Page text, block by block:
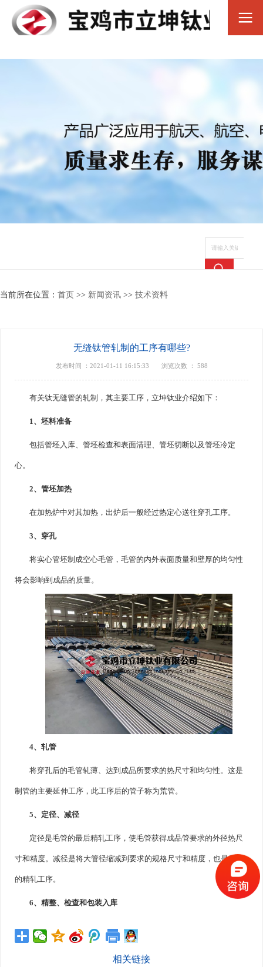
热搜关键词： TC4钛合金 钛合金棒 钛合金管 钛法兰
当前所在位置： 首页 >> 新闻资讯 >> 技术资料
无缝钛管轧制的工序有哪些?
发布时间 ：2021-01-11 16:15:33 浏览次数 ： 588
有关钛无缝管的轧制，其主要工序，立坤钛业介绍如下：
1、坯料准备
包括管坯入库、管坯检查和表面清理、管坯切断以及管坯冷定
心。
2、管坯加热
在加热炉中对其加热，出炉后一般经过热定心送往穿孔工序。
3、穿孔
将实心管坯制成空心毛管，毛管的内外表面质量和壁厚的均匀性
将会影响到成品的质量。
4、轧管
将穿孔后的毛管轧薄、达到成品所要求的热尺寸和均匀性。这是
制管的主要延伸工序，此工序后的管子称为荒管。
5、定径、减径
定径是毛管的最后精轧工序，使毛管获得成品管要求的外径热尺
寸和精度。减径是将大管径缩减到要求的规格尺寸和精度，也是最后
的精轧工序。
6、精整、检查和包装入库
相关链接